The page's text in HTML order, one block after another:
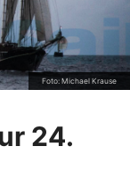
Foto: Michael Krause
24.